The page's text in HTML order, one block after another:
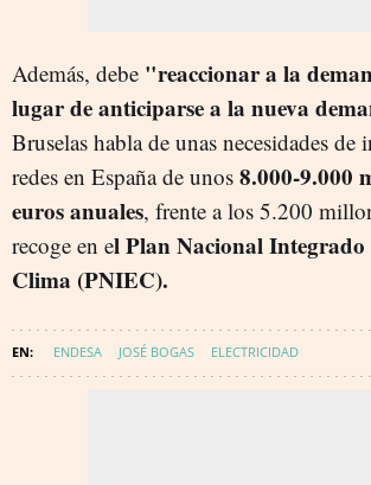
Además, debe "reaccionar a la
lugar de anticiparse a la nueva
Bruselas habla de unas necesidades de
redes en España de unos 8.000-9.000
euros anuales, frente a los 5.200
recoge en el Plan Nacional Integrado
Clima (PNIEC).
ENDESA JOSÉ BOGAS ELECTRICIDAD